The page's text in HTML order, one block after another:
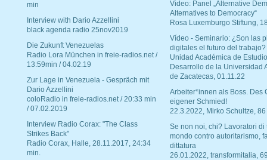
min
Interview with Dario Azzellini
black agenda radio 25nov2019
Die Zukunft Venezuelas
Radio Lora München in freie-radios.net /
13:59min / 04.02.19
Zur Lage in Venezuela - Gespräch mit
Dario Azzellini
coloRadio in freie-radios.net / 20:33 min
/ 07.02.2019
Interview Radio Corax: "The Class
Strikes Back"
Radio Corax, Halle, 28.11.2017, 24:34
min.
Video: Panel „Alternative
Alternatives to Democracy“
Rosa Luxemburgo Stiftung,
Vídeo - Seminario: ¿Son las
digitales el futuro del trabajo?
Unidad Académica de
Desarrollo de la Universidad
de Zacatecas, 01.11.22
Arbeiter*innen als Boss. Des
eigener Schmied!
22.3.2022, Mirko Schultze, 86
Se non noi, chi? Lavoratori di
mondo contro autoritarismo,
dittatura
26.01.2022, transformitalia,